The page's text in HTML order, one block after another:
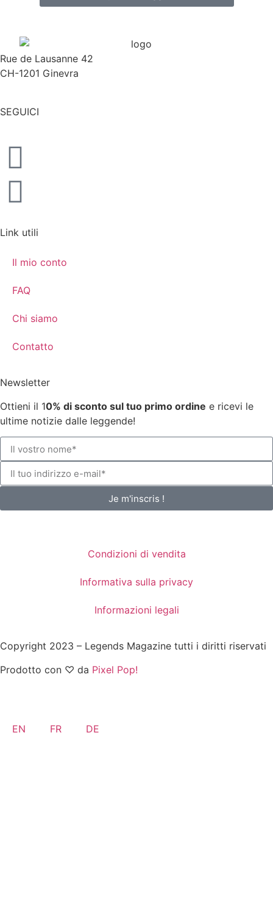
Rue de Lausanne 42
CH-1201 Ginevra
SEGUICI
Link utili
Il mio conto
FAQ
Chi siamo
Contatto
Newsletter
Ottieni il 10% di sconto sul tuo primo ordine e ricevi le
ultime notizie dalle leggende!
Je m'inscris !
Condizioni di vendita
Informativa sulla privacy
Informazioni legali
Copyright 2023 – Legends Magazine tutti i diritti riservati
Prodotto con ♡ da Pixel Pop!
EN FR DE